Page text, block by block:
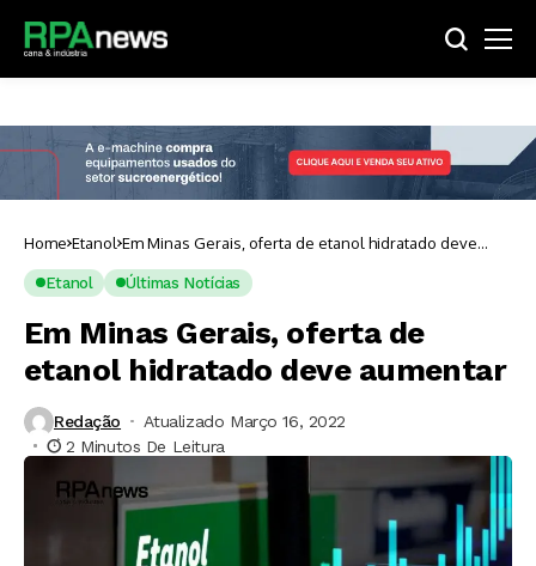
Home Etanol Em Minas Gerais, oferta de etanol hidratado deve
Etanol Últimas Notícias
Em Minas Gerais, oferta de
etanol hidratado deve aumentar
Redação
Atualizado Março 16, 2022
2 Minutos De Leitura